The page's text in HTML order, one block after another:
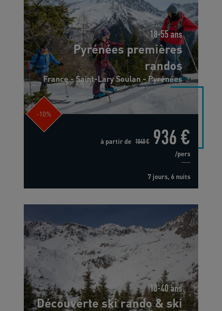
18-55 ans
Pyrénées premières
randos
France - Saint-Lary Soulan - Pyrénées
-10%
à partir de 1040 € 936 €
/pers
7 jours, 6 nuits
18-40 ans
Découverte ski rando & ski